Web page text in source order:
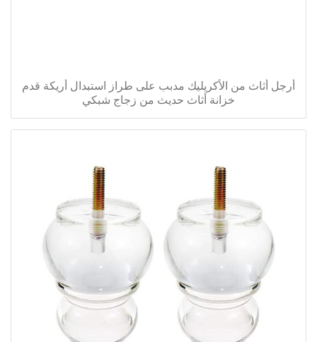
أرجل أثاث من الأكريليك مدبب على طراز استبدال أريكة قدم
خزانة أثاث حديث من زجاج شبكي